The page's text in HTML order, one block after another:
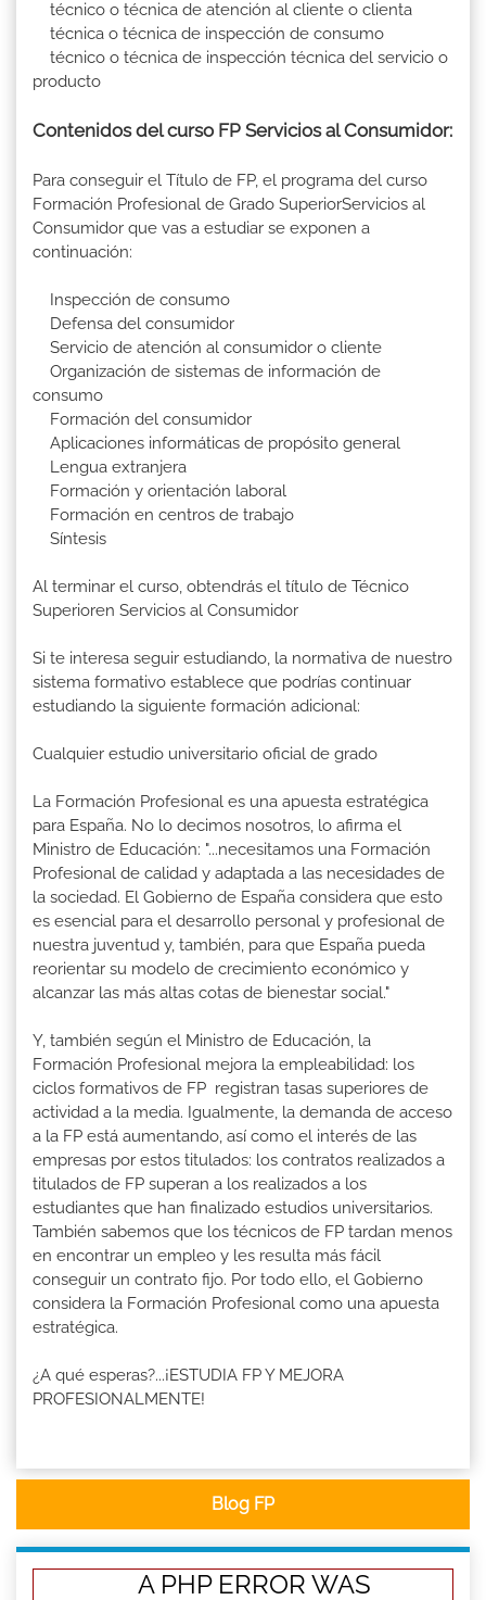
técnico o técnica de atención al cliente o clienta
técnica o técnica de inspección de consumo
técnico o técnica de inspección técnica del servicio o
producto
Contenidos del curso FP Servicios al Consumidor:
Para conseguir el Título de FP, el programa del curso
Formación Profesional de Grado SuperiorServicios al
Consumidor que vas a estudiar se exponen a
continuación:
Inspección de consumo
Defensa del consumidor
Servicio de atención al consumidor o cliente
Organización de sistemas de información de
consumo
Formación del consumidor
Aplicaciones informáticas de propósito general
Lengua extranjera
Formación y orientación laboral
Formación en centros de trabajo
Síntesis
Al terminar el curso, obtendrás el título de Técnico
Superioren Servicios al Consumidor
Si te interesa seguir estudiando, la normativa de nuestro
sistema formativo establece que podrías continuar
estudiando la siguiente formación adicional:
Cualquier estudio universitario oficial de grado
La Formación Profesional es una apuesta estratégica
para España. No lo decimos nosotros, lo afirma el
Ministro de Educación: "...necesitamos una Formación
Profesional de calidad y adaptada a las necesidades de
la sociedad. El Gobierno de España considera que esto
es esencial para el desarrollo personal y profesional de
nuestra juventud y, también, para que España pueda
reorientar su modelo de crecimiento económico y
alcanzar las más altas cotas de bienestar social."
Y, también según el Ministro de Educación, la
Formación Profesional mejora la empleabilidad: los
ciclos formativos de FP registran tasas superiores de
actividad a la media. Igualmente, la demanda de acceso
a la FP está aumentando, así como el interés de las
empresas por estos titulados: los contratos realizados a
titulados de FP superan a los realizados a los
estudiantes que han finalizado estudios universitarios.
También sabemos que los técnicos de FP tardan menos
en encontrar un empleo y les resulta más fácil
conseguir un contrato fijo. Por todo ello, el Gobierno
considera la Formación Profesional como una apuesta
estratégica.
¿A qué esperas?...¡ESTUDIA FP Y MEJORA
PROFESIONALMENTE!
Blog FP
A PHP ERROR WAS